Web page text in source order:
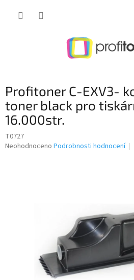
Profitoner C-EXV3-
toner black pro
16.000str.
T0727
Průměrné
Neohodnoceno Podrobnosti hodnocení